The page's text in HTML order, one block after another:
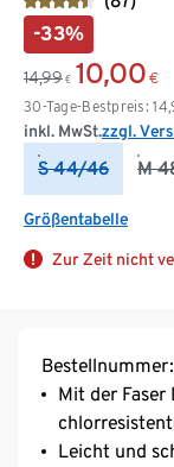
-33%
14,99 € 10,00 €
30-Tage-Bestpreis:
inkl. MwSt.zzgl.
S 44/46 M
Größentabelle
Zur Zeit nicht
Mit der Faser
Leicht und